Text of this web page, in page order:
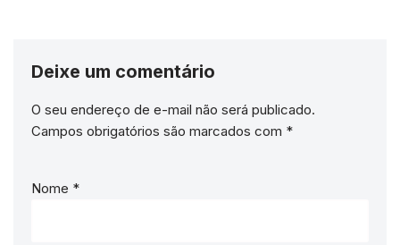
Deixe um comentário
O seu endereço de e-mail não será publicado.
Campos obrigatórios são marcados com *
Nome *